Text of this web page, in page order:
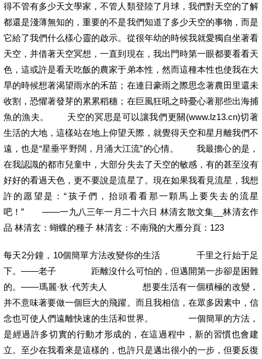
得不管有多少天文學家，不管人類登陸了月球，我們對天空的了解
都還是淺薄無知的，重要的不是我們知道了多少天空的事物，而是
它給了我們什么樣心靈的啟示。從很年幼的時候我就愛獨自坐著看
天空，并借著天空冥想，一直到現在，我出門時第一眼都要看看天
色，這或許是看天吃飯的農家于弟本性，然而這種本性也使我在大
旱的時候想著渴望雨水的禾苗；在連日豪雨之際思念著農田里還未
收割，恐懼著發芽的累累稻穗；在巨風狂吼之時憂心著那些出海捕
魚的漁夫。 天空的冥思是可以讓我們更關(www.lz13.cn)切著
生活的大地，這樣站在地上仰望天際，就覺得天空和星月離我們不
遠，也是“星垂平野闊，月涌大江流”的心情。 我最擔心的是，
在我認識的都市兒童中，大部分失去了天空的敏感，有的甚至沒有
好好的看過天色，更不要說是流星了。現在如果我看見流星，我想
許的愿望是：“孩子們，抬頭看看那一顆馬上要失去的流星
吧！” ——一九八三年一月二十六日 林清玄散文集__林清玄作
品 林清玄：蝴蝶的種子 林清玄：不南飛的大雁分頁：123
每天2分鐘，10個簡單方法改變你的生活 千里之行始于足
下。——老子 距離沒什么可怕的，但邁開第一步卻是困難
的。——瑪麗·狄·代芳夫人 想要生活有一個積極的改變，
并不意味著要做一個巨大的飛躍。而且我相信，在眾多因素中，信
念也可使人們遠離快速的生活和世界。 一個簡單的方法，
是經過許多切實的行動才形成的，在這過程中，新的習慣也會建
立。至少在我看來是這樣的，也許只是邁出很小的一步，但要反復